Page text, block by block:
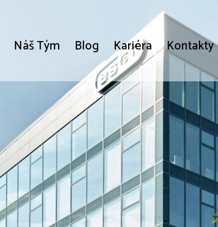
Náš Tým Blog Kariéra Kontakty